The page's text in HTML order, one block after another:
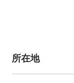
所在地